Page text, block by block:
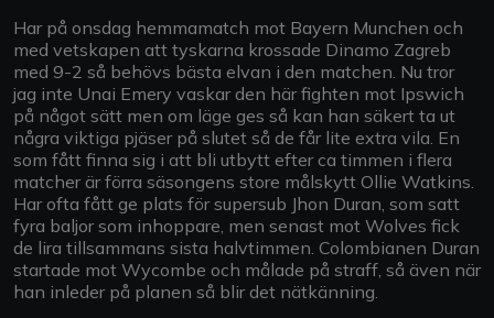
Har på onsdag hemmamatch mot Bayern Munchen och
med vetskapen att tyskarna krossade Dinamo Zagreb
med 9-2 så behövs bästa elvan i den matchen. Nu tror
jag inte Unai Emery vaskar den här fighten mot Ipswich
på något sätt men om läge ges så kan han säkert ta ut
några viktiga pjäser på slutet så de får lite extra vila. En
som fått finna sig i att bli utbytt efter ca timmen i flera
matcher är förra säsongens store målskytt Ollie Watkins.
Har ofta fått ge plats för supersub Jhon Duran, som satt
fyra baljor som inhoppare, men senast mot Wolves fick
de lira tillsammans sista halvtimmen. Colombianen Duran
startade mot Wycombe och målade på straff, så även när
han inleder på planen så blir det nätkänning.